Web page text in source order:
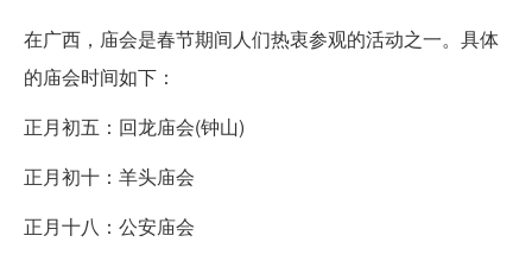
在广西，庙会是春节期间人们热衷参观的活动之一。具体
的庙会时间如下：
正月初五：回龙庙会(钟山)
正月初十：羊头庙会
正月十八：公安庙会